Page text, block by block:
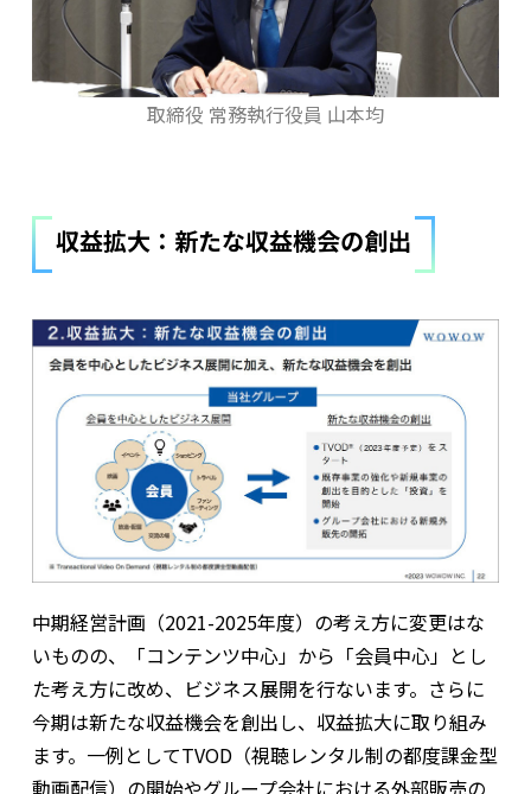
取締役 常務執行役員 山本均
収益拡大：新たな収益機会の創出
中期経営計画（2021-2025年度）の考え方に変更はな
いものの、「コンテンツ中心」から「会員中心」とし
た考え方に改め、ビジネス展開を行ないます。さらに
今期は新たな収益機会を創出し、収益拡大に取り組み
ます。一例としてTVOD（視聴レンタル制の都度課金型
動画配信）の開始やグループ会社における外部販売の